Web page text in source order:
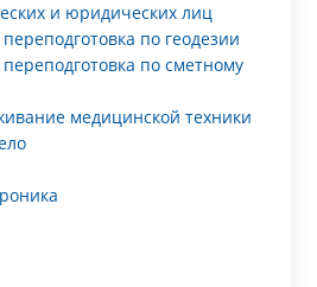
и юридических лиц
по геодезии
по сметному
медицинской техники